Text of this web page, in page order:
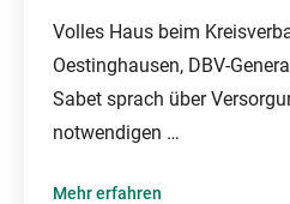
Volles Haus beim
Oestinghausen, DBV-
Sabet sprach über
notwendigen …
Mehr erfahren